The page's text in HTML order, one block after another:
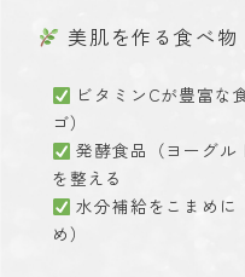
美肌を作る食べ物
ビタミンCが豊富な
ゴ）
発酵食品（ヨーグル
を整える
水分補給をこまめに
め）